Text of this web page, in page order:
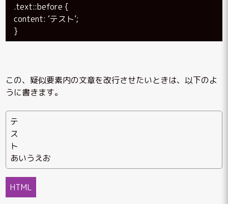
.text::before {
content: ‘テスト’;
}
この、疑似要素内の文章を改行させたいときは、以下のよ
うに書きます。
テ
ス
ト
あいうえお
HTML